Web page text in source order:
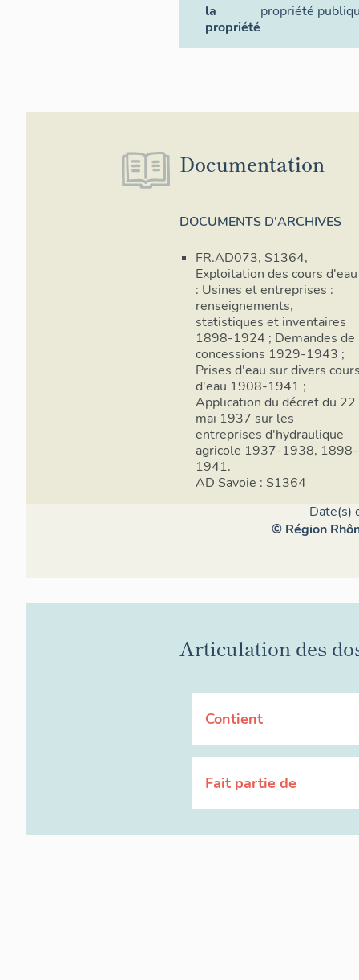
la
propriété
propriété
Documentation
DOCUMENTS D'ARCHIVES
FR.AD073, S1364,
Exploitation des cours d'eau
: Usines et entreprises :
renseignements,
statistiques et inventaires
1898-1924 ; Demandes de
concessions 1929-1943 ;
Prises d'eau sur divers
d'eau 1908-1941 ;
Application du décret du 22
mai 1937 sur les
entreprises d'hydraulique
agricole 1937-1938, 1898-
1941.
AD Savoie : S1364
Date(s)
© Région
Articulation des
Contient
Fait partie de